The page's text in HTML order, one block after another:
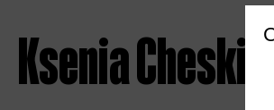
Ksenia Cheskis